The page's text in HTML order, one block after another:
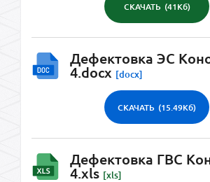
СКАЧАТЬ (41Кб)
Дефектовка ЭС
4.docx [docx]
СКАЧАТЬ (15.49Кб)
Дефектовка ГВС
4.xls [xls]